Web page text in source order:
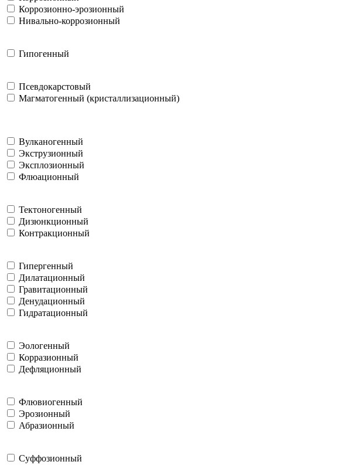
Коррозионно-эрозионный
Нивально-коррозионный
Гипогенный
Псевдокарстовый
Магматогенный (кристаллизационный)
Вулканогенный
Экструзионный
Эксплозионный
Флюационный
Тектоногенный
Дизюнкционный
Контракционный
Гипергенный
Дилатационный
Гравитационный
Денудационный
Гидратационный
Эологенный
Корразионный
Дефляционный
Флювиогенный
Эрозионный
Абразионный
Суффозионный